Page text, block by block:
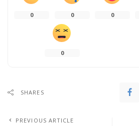
0 0 0
0
SHARES
PREVIOUS ARTICLE